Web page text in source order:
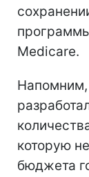
Medicare.
которую
бюджета